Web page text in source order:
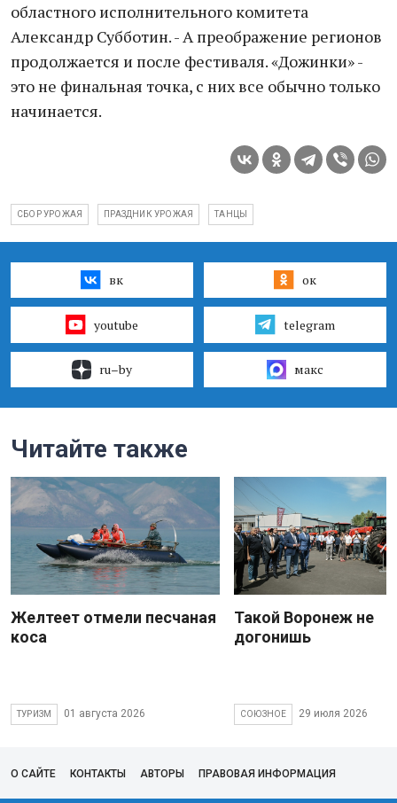
областного исполнительного комитета
Александр Субботин. - А преображение регионов
продолжается и после фестиваля. «Дожинки» -
это не финальная точка, с них все обычно только
начинается.
СБОР УРОЖАЯ ПРАЗДНИК УРОЖАЯ ТАНЦЫ
вк ок
youtube telegram
ru–by макс
Читайте также
Желтеет отмели песчаная
коса
ТУРИЗМ 01 августа 2026
Такой Воронеж не
догонишь
СОЮЗНОЕ 29 июля 2026
О САЙТЕ КОНТАКТЫ АВТОРЫ ПРАВОВАЯ ИНФОРМАЦИЯ